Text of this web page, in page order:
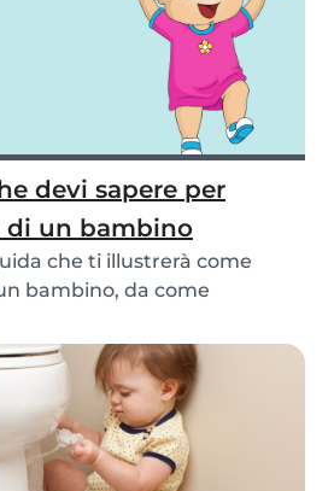
devi sapere per
di un bambino
che ti illustrerà come
bambino, da come